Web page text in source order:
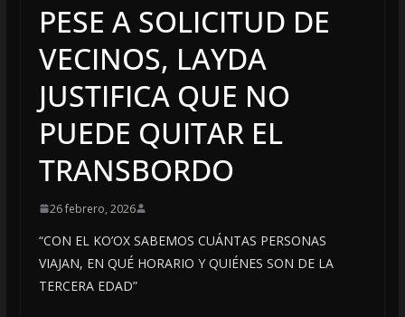
PESE A SOLICITUD DE
VECINOS, LAYDA
JUSTIFICA QUE NO
PUEDE QUITAR EL
TRANSBORDO
26 febrero, 2026
“CON EL KO’OX SABEMOS CUÁNTAS PERSONAS
VIAJAN, EN QUÉ HORARIO Y QUIÉNES SON DE LA
TERCERA EDAD”